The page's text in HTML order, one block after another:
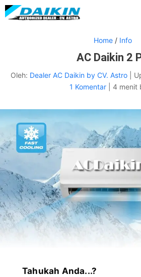
Langsung
ke
Home / Info
AC Daikin 2
Oleh: Dealer AC Daikin by CV. Astro
1 Komentar
4 menit
Tahukah Anda...?